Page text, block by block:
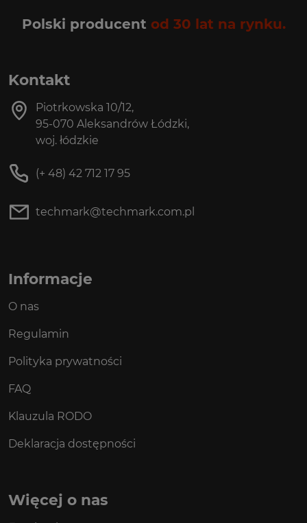
Polski producent od 30 lat na rynku.
Kontakt
Piotrkowska 10/12,
95-070 Aleksandrów Łódzki,
woj. łódzkie
(+ 48) 42 712 17 95
techmark@techmark.com.pl
Informacje
O nas
Regulamin
Polityka prywatności
FAQ
Klauzula RODO
Deklaracja dostępności
Więcej o nas